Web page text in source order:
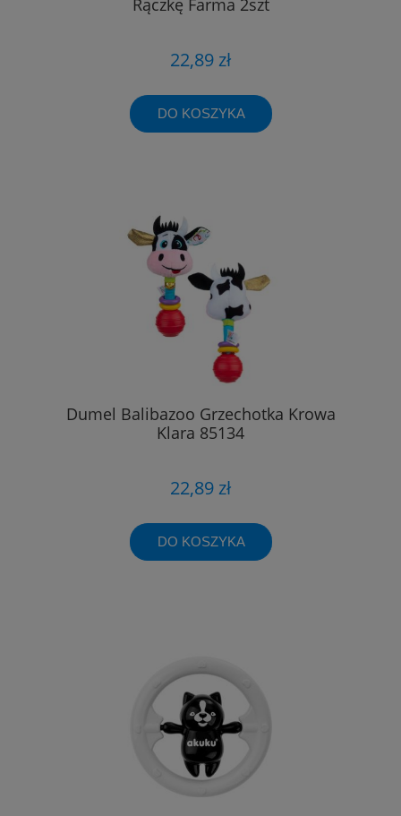
Rączkę Farma 2szt
22,89 zł
DO KOSZYKA
Dumel Balibazoo Grzechotka Krowa
Klara 85134
22,89 zł
DO KOSZYKA